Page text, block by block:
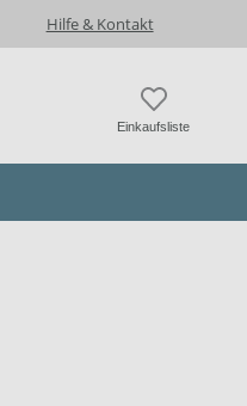
Hilfe & Kontakt
Einkaufsliste